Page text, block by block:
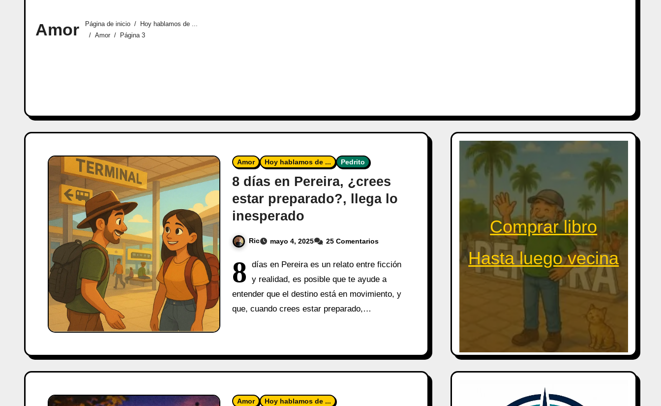
Amor Página de inicio
Hoy hablamos de ...
Amor
Página 3
Amor Hoy hablamos de ... Pedrito
8 días en Pereira, ¿crees
estar preparado?, llega lo
inesperado
Ric mayo 4, 2025 25 Comentarios
8
días en Pereira es un relato entre ficción
y realidad, es posible que te ayude a
entender que el destino está en movimiento, y
que, cuando crees estar preparado,…
Amor Hoy hablamos de ...
Comprar libro
Hasta luego vecina